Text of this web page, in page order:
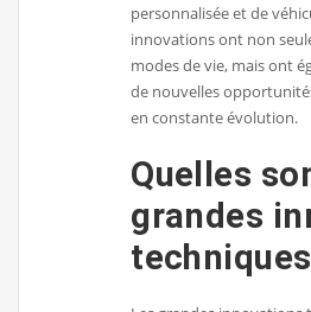
personnalisée et de
innovations ont non
modes de vie, mais ont
de nouvelles
en constante évolution.
Quelles
grandes